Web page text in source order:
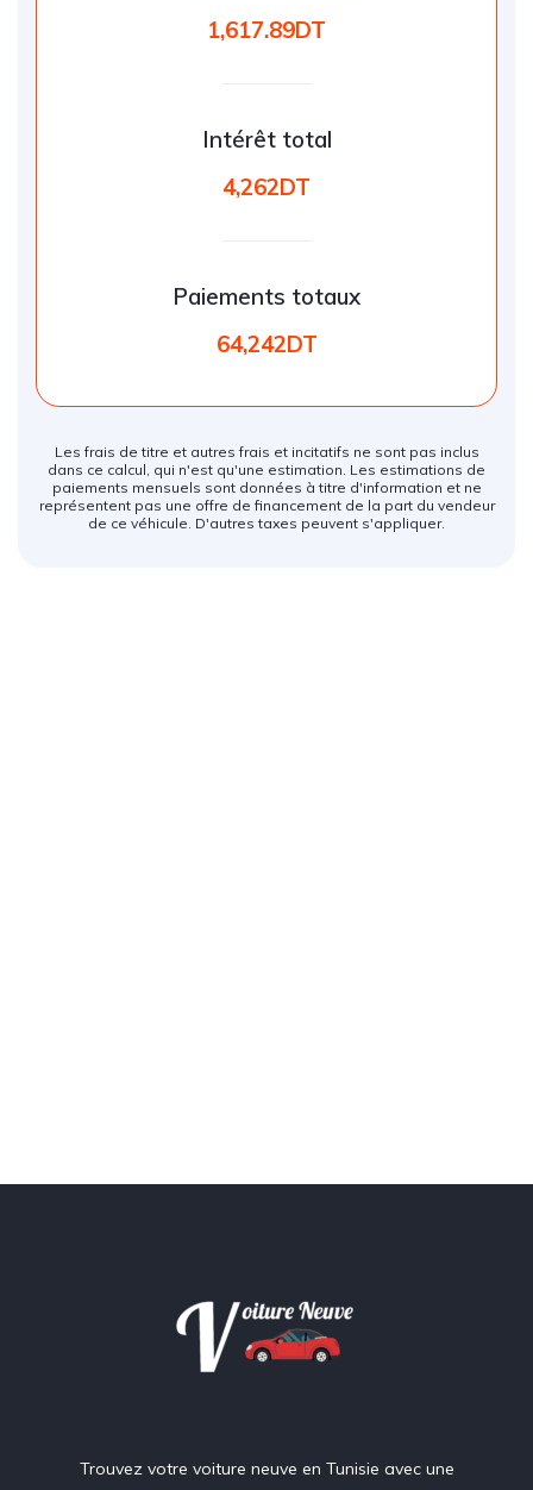
1,617.89DT
Intérêt total
4,262DT
Paiements totaux
64,242DT
Les frais de titre et autres frais et incitatifs ne sont pas inclus
dans ce calcul, qui n'est qu'une estimation. Les estimations de
paiements mensuels sont données à titre d'information et ne
représentent pas une offre de financement de la part du vendeur
de ce véhicule. D'autres taxes peuvent s'appliquer.
Trouvez votre voiture neuve en Tunisie avec une